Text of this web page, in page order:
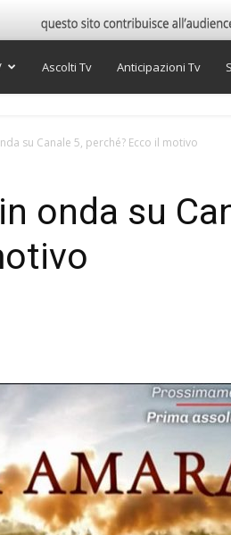
Ascolti Tv Anticipazioni Tv
su Canale 5, perché? Ecco il motivo
onda su